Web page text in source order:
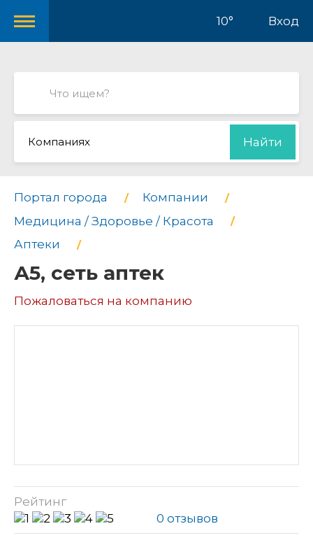
10° Вход
Компаниях Найти
Портал города
Компании
Медицина / Здоровье / Красота
Аптеки
А5, сеть аптек
Пожаловаться на компанию
Рейтинг
0 отзывов